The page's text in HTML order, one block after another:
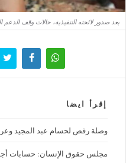
بعد صدور لائحته التنفيذية، حالات وقف
إقرأ ايضا
وصلة رقص لحسام عبد المجيد
مجلس حقوق الإنسان: حسابات